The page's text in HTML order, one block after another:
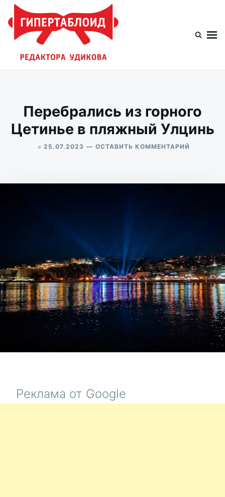
Перейти
содержимому
Искать:
Перебрались из горного
Цетинье в пляжный Улцинь
в 25.07.2023 ОСТАВИТЬ КОММЕНТАРИЙ
ЦЕТИНЬЕ
Реклама от Google